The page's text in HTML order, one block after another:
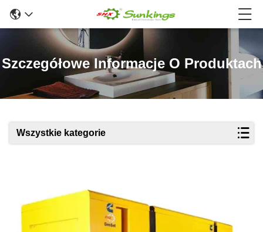
Szczegółowe Informacje O Produktach
Wszystkie kategorie